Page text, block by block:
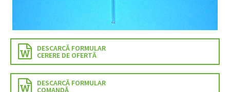
DESCARCĂ FORMULAR
CERERE DE OFERTĂ
DESCARCĂ FORMULAR
COMANDĂ